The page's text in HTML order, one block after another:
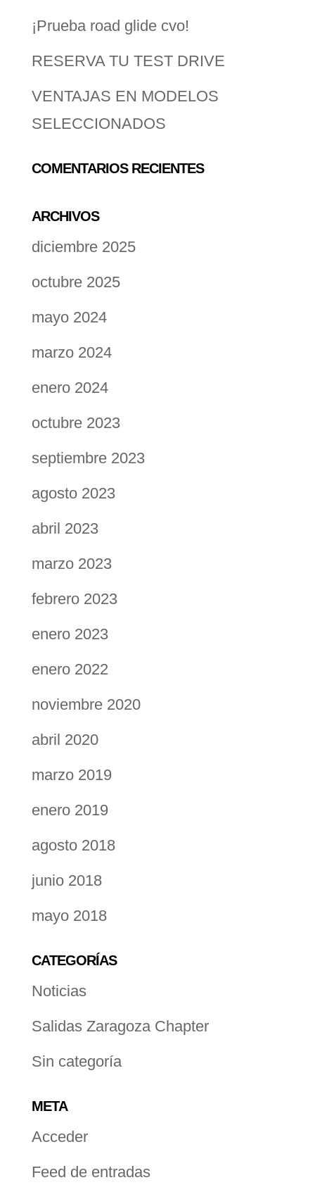
¡Prueba road glide cvo!
RESERVA TU TEST DRIVE
VENTAJAS EN MODELOS
SELECCIONADOS
COMENTARIOS RECIENTES
ARCHIVOS
diciembre 2025
octubre 2025
mayo 2024
marzo 2024
enero 2024
octubre 2023
septiembre 2023
agosto 2023
abril 2023
marzo 2023
febrero 2023
enero 2023
enero 2022
noviembre 2020
abril 2020
marzo 2019
enero 2019
agosto 2018
junio 2018
mayo 2018
CATEGORÍAS
Noticias
Salidas Zaragoza Chapter
Sin categoría
META
Acceder
Feed de entradas